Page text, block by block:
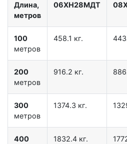
Длина,
метров
06ХН28МДТ
100
метров
458.1 кг.
200
метров
916.2 кг.
300
метров
1374.3 кг.
400
1832.4 кг.